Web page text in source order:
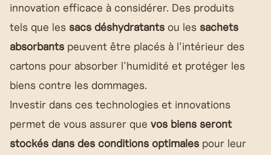
innovation efficace à considérer. Des produits
tels que les sacs déshydratants ou les sachets
absorbants peuvent être placés à l'intérieur des
cartons pour absorber l'humidité et protéger les
biens contre les dommages.
Investir dans ces technologies et innovations
permet de vous assurer que vos biens seront
stockés dans des conditions optimales pour leur